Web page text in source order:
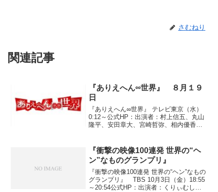
さむねり
関連記事
『ありえへん∞世界』 ８月１９
日
『ありえへん∞世界』 テレビ東京（水）
0:12～公式HP：出演者：村上信五、丸山
隆平、安田章大、宮崎哲弥、相内優香
てしまったホラー映画』○「陰陽師 妖魔
討伐姫」女陰陽...
『衝撃の映像100連発 世界の“ヘ
ン”なものグランプリ』
『衝撃の映像100連発 世界の“ヘン”なもの
グランプリ』 TBS 10月3日（金）18:55
～20:54公式HP：出演者：くりぃむしち